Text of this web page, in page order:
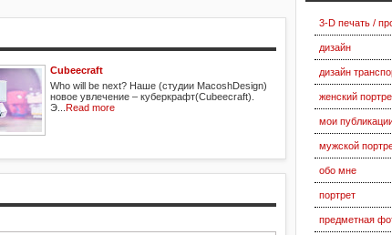
Cubeecraft
Who will be next? Наше (студии MacoshDesign)
новое увлечение – куберкрафт(Cubeecraft).
Э... Read more
3-D печать /
дизайн
дизайн
женский
мои
мужской
обо мне
портрет
предметная